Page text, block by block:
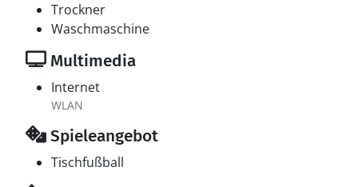
Trockner
Waschmaschine
Multimedia
Internet
WLAN
Spieleangebot
Tischfußball